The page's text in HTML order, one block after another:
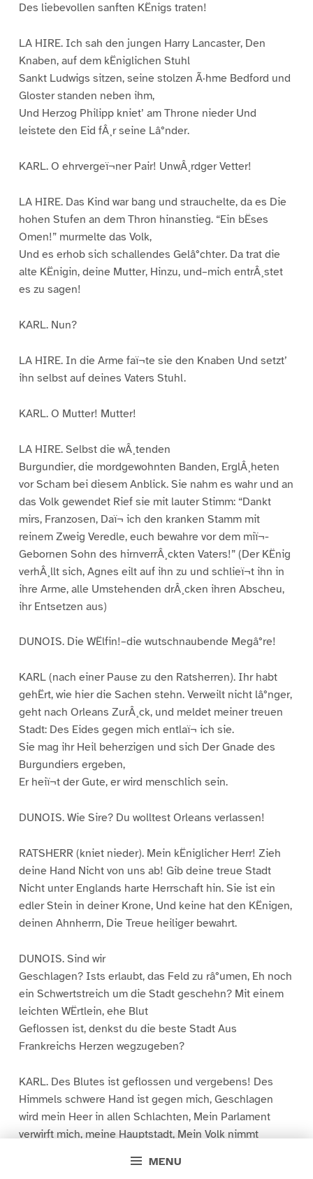
MENU
Des liebevollen sanften KËnigs traten!
LA HIRE. Ich sah den jungen Harry Lancaster, Den
Knaben, auf dem kËniglichen Stuhl
Sankt Ludwigs sitzen, seine stolzen Ã·hme Bedford und
Gloster standen neben ihm,
Und Herzog Philipp kniet’ am Throne nieder Und
leistete den Eid fÂ¸r seine Lâ°nder.
KARL. O ehrvergeï¬ner Pair! UnwÂ¸rdger Vetter!
LA HIRE. Das Kind war bang und strauchelte, da es Die
hohen Stufen an dem Thron hinanstieg. “Ein bËses
Omen!” murmelte das Volk,
Und es erhob sich schallendes Gelâ°chter. Da trat die
alte KËnigin, deine Mutter, Hinzu, und–mich entrÂ¸stet
es zu sagen!
KARL. Nun?
LA HIRE. In die Arme faï¬te sie den Knaben Und setzt’
ihn selbst auf deines Vaters Stuhl.
KARL. O Mutter! Mutter!
LA HIRE. Selbst die wÂ¸tenden
Burgundier, die mordgewohnten Banden, ErglÂ¸heten
vor Scham bei diesem Anblick. Sie nahm es wahr und an
das Volk gewendet Rief sie mit lauter Stimm: “Dankt
mirs, Franzosen, Daï¬ ich den kranken Stamm mit
reinem Zweig Veredle, euch bewahre vor dem miï¬-
Gebornen Sohn des hirnverrÂ¸ckten Vaters!” (Der KËnig
verhÂ¸llt sich, Agnes eilt auf ihn zu und schlieï¬t ihn in
ihre Arme, alle Umstehenden drÂ¸cken ihren Abscheu,
ihr Entsetzen aus)
DUNOIS. Die WËlfin!–die wutschnaubende Megâ°re!
KARL (nach einer Pause zu den Ratsherren). Ihr habt
gehËrt, wie hier die Sachen stehn. Verweilt nicht lâ°nger,
geht nach Orleans ZurÂ¸ck, und meldet meiner treuen
Stadt: Des Eides gegen mich entlaï¬ ich sie.
Sie mag ihr Heil beherzigen und sich Der Gnade des
Burgundiers ergeben,
Er heiï¬t der Gute, er wird menschlich sein.
DUNOIS. Wie Sire? Du wolltest Orleans verlassen!
RATSHERR (kniet nieder). Mein kËniglicher Herr! Zieh
deine Hand Nicht von uns ab! Gib deine treue Stadt
Nicht unter Englands harte Herrschaft hin. Sie ist ein
edler Stein in deiner Krone, Und keine hat den KËnigen,
deinen Ahnherrn, Die Treue heiliger bewahrt.
DUNOIS. Sind wir
Geschlagen? Ists erlaubt, das Feld zu râ°umen, Eh noch
ein Schwertstreich um die Stadt geschehn? Mit einem
leichten WËrtlein, ehe Blut
Geflossen ist, denkst du die beste Stadt Aus
Frankreichs Herzen wegzugeben?
KARL. Des Blutes ist geflossen und vergebens! Des
Himmels schwere Hand ist gegen mich, Geschlagen
wird mein Heer in allen Schlachten, Mein Parlament
verwirft mich, meine Hauptstadt, Mein Volk nimmt
sind am Blut, verlassen, Verraten mich–Die eigne Mutter